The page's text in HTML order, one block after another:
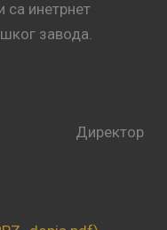
са инетрнет
завода.
Директор